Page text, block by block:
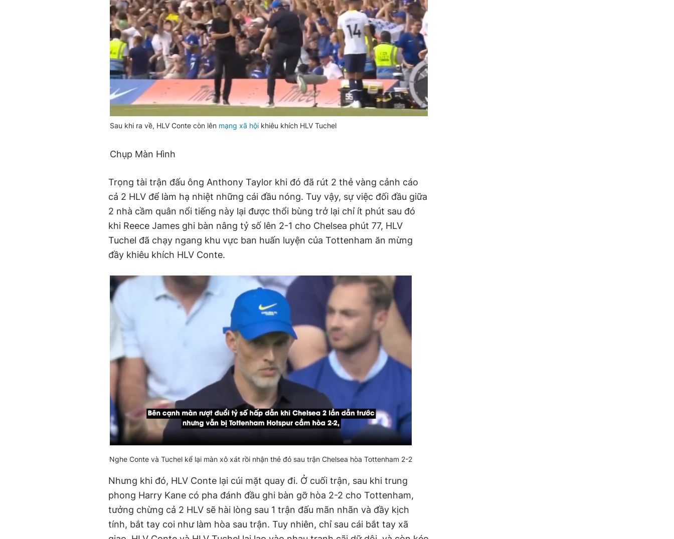
Sau khi ra về, HLV Conte còn lên mạng xã hội khiêu khích HLV Tuchel
Chụp Màn Hình
Trọng tài trận đấu ông Anthony Taylor khi đó đã rút 2 thẻ vàng cảnh cáo
cả 2 HLV để làm hạ nhiệt những cái đầu nóng. Tuy vậy, sự việc đối đầu giữa
2 nhà cầm quân nổi tiếng này lại được thổi bùng trở lại chỉ ít phút sau đó
khi Reece James ghi bàn nâng tỷ số lên 2-1 cho Chelsea phút 77, HLV
Tuchel đã chạy ngang khu vực ban huấn luyện của Tottenham ăn mừng
đầy khiêu khích HLV Conte.
Nghe Conte và Tuchel kể lại màn xô xát rồi nhận thẻ đỏ sau trận Chelsea hòa Tottenham 2-2
Nhưng khi đó, HLV Conte lại cúi mặt quay đi. Ở cuối trận, sau khi trung
phong Harry Kane có pha đánh đầu ghi bàn gỡ hòa 2-2 cho Tottenham,
tưởng chừng cả 2 HLV sẽ hài lòng sau 1 trận đấu mãn nhãn và đầy kịch
tính, bắt tay coi như làm hòa sau trận. Tuy nhiên, chỉ sau cái bắt tay xã